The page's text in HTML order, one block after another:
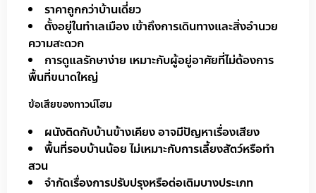
ราคาถูกกว่าบ้านเดี่ยว
ตั้งอยู่ในทำเลเมือง เข้าถึงการเดินทางและสิ่งอำนวย
ความสะดวก
การดูแลรักษาง่าย เหมาะกับผู้อยู่อาศัยที่ไม่ต้องการ
พื้นที่ขนาดใหญ่
ข้อเสียของทาวน์โฮม
ผนังติดกับบ้านข้างเคียง อาจมีปัญหาเรื่องเสียง
พื้นที่รอบบ้านน้อย ไม่เหมาะกับการเลี้ยงสัตว์หรือทำ
สวน
จำกัดเรื่องการปรับปรุงหรือต่อเติมบางประเภท